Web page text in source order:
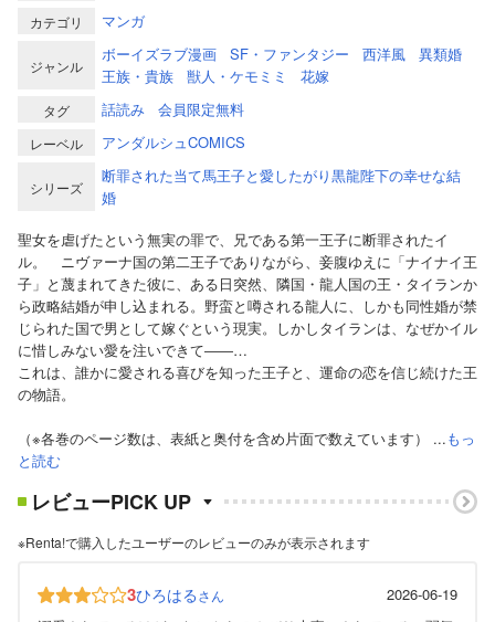
カテゴリ マンガ
ジャンル
ボーイズラブ漫画 SF・ファンタジー 西洋風
異類婚
王族・貴族
獣人・ケモミミ 花嫁
タグ 話読み 会員限定無料
レーベル アンダルシュCOMICS
シリーズ
断罪された当て馬王子と愛したがり黒龍陛下の幸せな結
婚
聖女を虐げたという無実の罪で、兄である第一王子に断罪されたイ
ル。 ニヴァーナ国の第二王子でありながら、妾腹ゆえに「ナイナイ王
子」と蔑まれてきた彼に、ある日突然、隣国・龍人国の王・タイランか
ら政略結婚が申し込まれる。野蛮と噂される龍人に、しかも同性婚が禁
じられた国で男として嫁ぐという現実。しかしタイランは、なぜかイル
に惜しみない愛を注いできて――…
これは、誰かに愛される喜びを知った王子と、運命の恋を信じ続けた王
の物語。
（※各巻のページ数は、表紙と奥付を含め片面で数えています） ...もっ
と読む
レビューPICK UP
※Renta!で購入したユーザーのレビューのみが表示されます
3ひろはるさん
2026-06-19